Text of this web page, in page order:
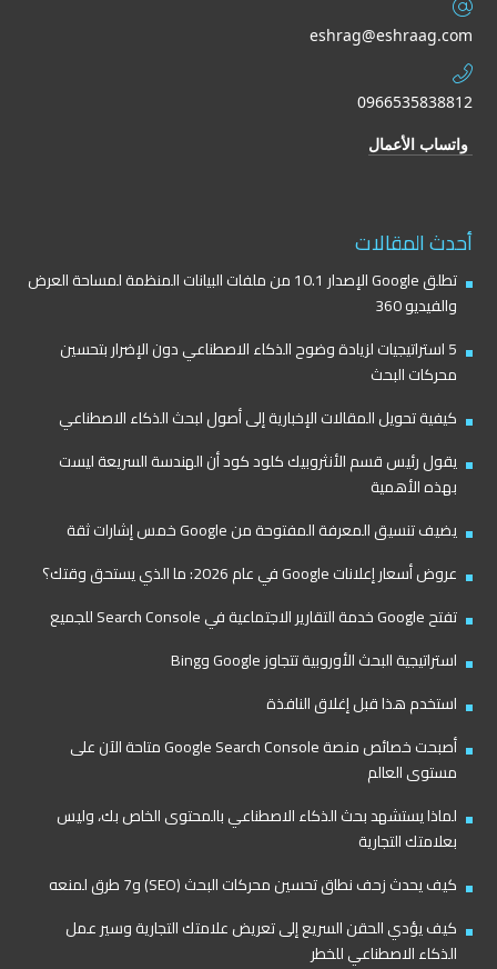
eshrag@eshraag.com
0966535838812
واتساب الأعمال
أحدث المقالات
تطلق Google الإصدار 10.1 من ملفات البيانات المنظمة لمساحة العرض
والفيديو 360
5 استراتيجيات لزيادة وضوح الذكاء الاصطناعي دون الإضرار بتحسين
محركات البحث
كيفية تحويل المقالات الإخبارية إلى أصول لبحث الذكاء الاصطناعي
يقول رئيس قسم الأنثروبيك كلود كود أن الهندسة السريعة ليست
بهذه الأهمية
يضيف تنسيق المعرفة المفتوحة من Google خمس إشارات ثقة
عروض أسعار إعلانات Google في عام 2026: ما الذي يستحق وقتك؟
تفتح Google خدمة التقارير الاجتماعية في Search Console للجميع
استراتيجية البحث الأوروبية تتجاوز Google وBing
استخدم هذا قبل إغلاق النافذة
أصبحت خصائص منصة Google Search Console متاحة الآن على
مستوى العالم
لماذا يستشهد بحث الذكاء الاصطناعي بالمحتوى الخاص بك، وليس
بعلامتك التجارية
كيف يحدث زحف نطاق تحسين محركات البحث (SEO) و7 طرق لمنعه
كيف يؤدي الحقن السريع إلى تعريض علامتك التجارية وسير عمل
الذكاء الاصطناعي للخطر